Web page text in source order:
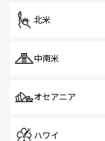
北米
中南米
オセアニア
ハワイ